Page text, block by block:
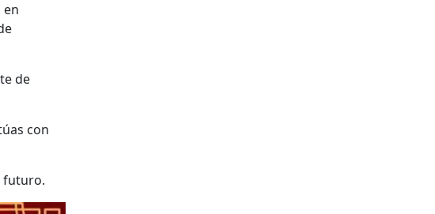
en
de
con
futuro.